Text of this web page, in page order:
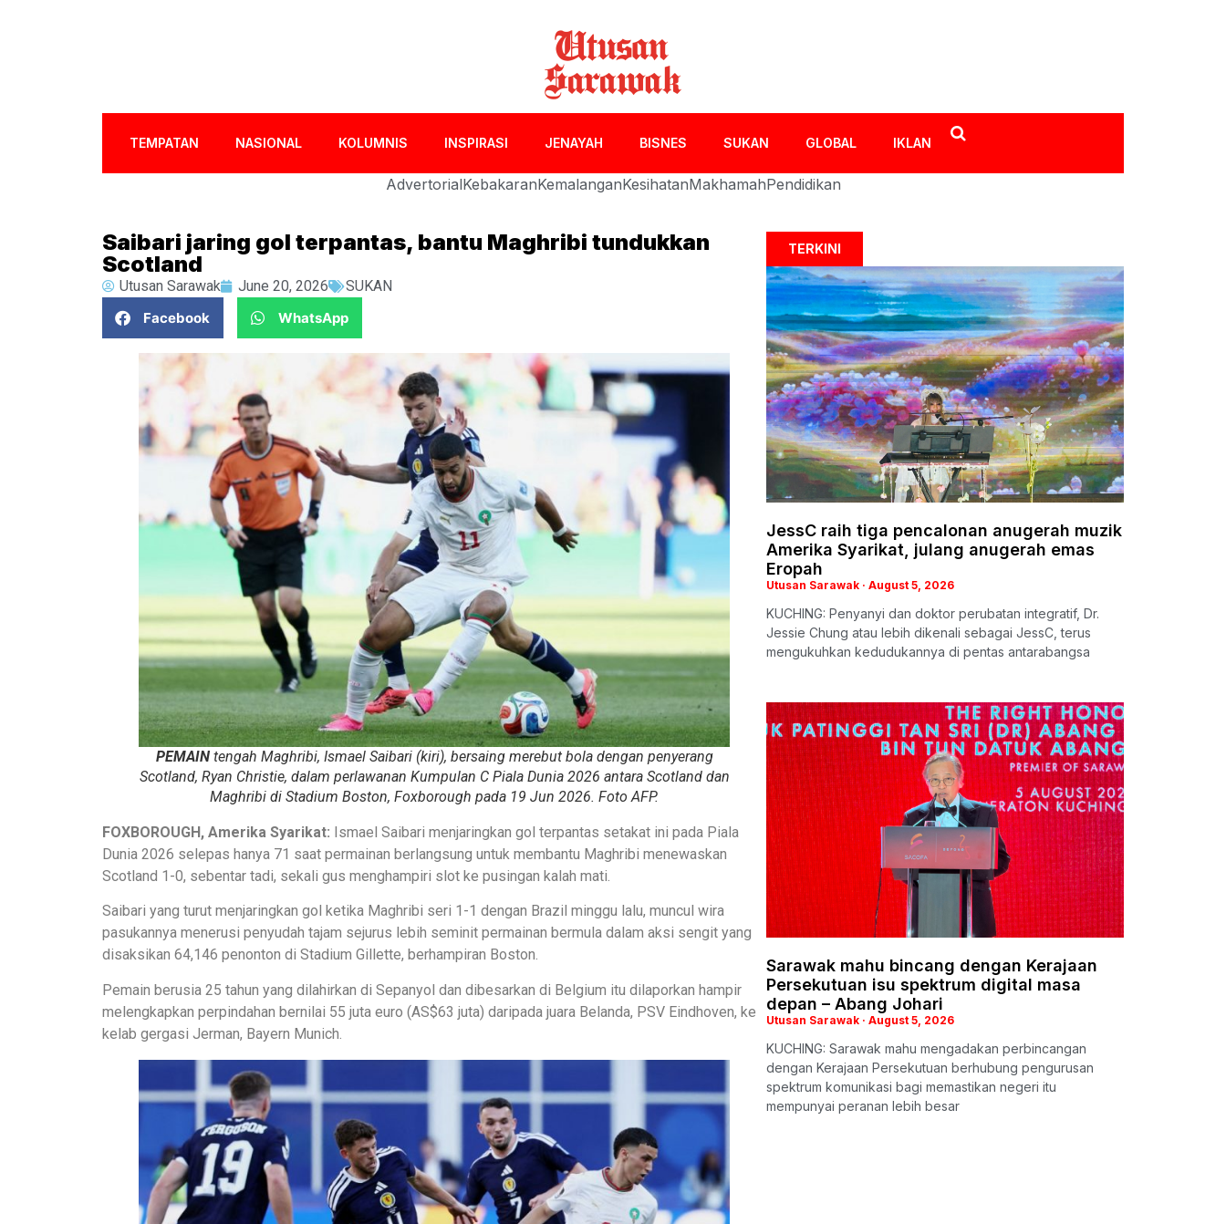
TEMPATAN NASIONAL KOLUMNIS INSPIRASI JENAYAH BISNES SUKAN GLOBAL IKLAN
AdvertorialKebakaranKemalanganKesihatanMakhamahPendidikan
Saibari jaring gol terpantas, bantu Maghribi tundukkan
Scotland
Utusan Sarawak June 20, 2026
SUKAN
Facebook
WhatsApp
PEMAINtengah Maghribi, Ismael Saibari (kiri), bersaing merebut bola dengan penyerang
Scotland, Ryan Christie, dalam perlawanan Kumpulan C Piala Dunia 2026 antara Scotland dan
Maghribi di Stadium Boston, Foxborough pada 19 Jun 2026. Foto AFP.
FOXBOROUGH, Amerika Syarikat: Ismael Saibari menjaringkan gol terpantas setakat ini pada Piala
Dunia 2026 selepas hanya 71 saat permainan berlangsung untuk membantu Maghribi menewaskan
Scotland 1-0, sebentar tadi, sekali gus menghampiri slot ke pusingan kalah mati.
Saibari yang turut menjaringkan gol ketika Maghribi seri 1-1 dengan Brazil minggu lalu, muncul wira
pasukannya menerusi penyudah tajam sejurus lebih seminit permainan bermula dalam aksi sengit yang
disaksikan 64,146 penonton di Stadium Gillette, berhampiran Boston.
Pemain berusia 25 tahun yang dilahirkan di Sepanyol dan dibesarkan di Belgium itu dilaporkan hampir
melengkapkan perpindahan bernilai 55 juta euro (AS$63 juta) daripada juara Belanda, PSV Eindhoven, ke
kelab gergasi Jerman, Bayern Munich.
TERKINI
JessC raih tiga pencalonan anugerah muzik
Amerika Syarikat, julang anugerah emas
Eropah
Utusan Sarawak August 5, 2026
KUCHING: Penyanyi dan doktor perubatan integratif, Dr.
Jessie Chung atau lebih dikenali sebagai JessC, terus
mengukuhkan kedudukannya di pentas antarabangsa
Sarawak mahu bincang dengan Kerajaan
Persekutuan isu spektrum digital masa
depan – Abang Johari
Utusan Sarawak August 5, 2026
KUCHING: Sarawak mahu mengadakan perbincangan
dengan Kerajaan Persekutuan berhubung pengurusan
spektrum komunikasi bagi memastikan negeri itu
mempunyai peranan lebih besar